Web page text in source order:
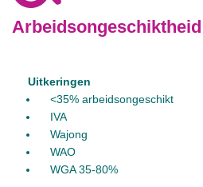
Arbeidsongeschiktheid
Uitkeringen
<35% arbeidsongeschikt
IVA
Wajong
WAO
WGA 35-80%